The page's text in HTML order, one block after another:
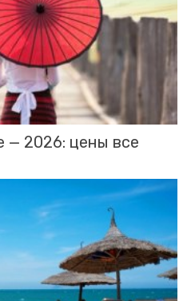
— 2026: цены все